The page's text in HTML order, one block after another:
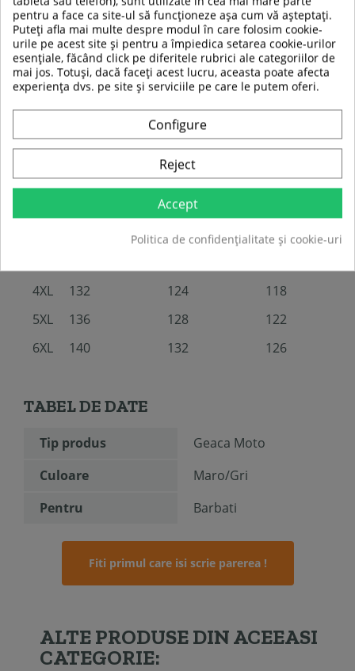
Petece cu design atractiv
Material:piele taur (geaca), poliester (căptușeala)
Tabel mărimi:
Circumferință
piept (cm)
Circumferință
talie (cm)
Circumferință
șold (cm)
100
M
112 104
98
L
116 108
102
112
116
110
4XL
132 124
118
5XL
136 128
122
6XL
140 132 126
TABEL DE DATE
Tip produs
Geaca Moto
Culoare
Maro/Gri
Pentru
Barbati
Fiti primul care isi scrie parerea !
ALTE PRODUSE DIN ACEEASI
CATEGORIE:
pentru a face ca site-ul să funcționeze așa cum vă așteptați.
Puteți afla mai multe despre modul în care folosim cookie-
urile pe acest site și pentru a împiedica setarea cookie-urilor
esențiale, făcând click pe diferitele rubrici ale categoriilor de
mai jos. Totuși, dacă faceți acest lucru, aceasta poate afecta
experiența dvs. pe site și serviciile pe care le putem oferi.
Configure
Reject
Accept
Politica de confidențialitate și cookie-uri